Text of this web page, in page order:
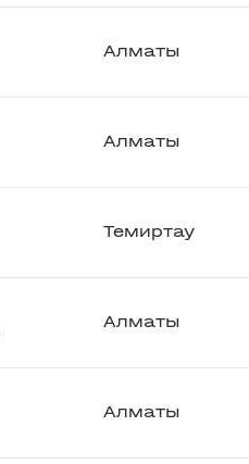
Алматы
Алматы
Темиртау
Алматы
Алматы